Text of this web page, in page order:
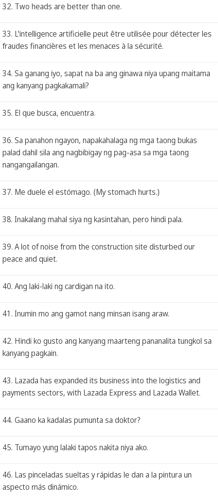
32. Two heads are better than one.
33. L'intelligence artificielle peut être utilisée pour détecter les
fraudes financières et les menaces à la sécurité.
34. Sa ganang iyo, sapat na ba ang ginawa niya upang maitama
ang kanyang pagkakamali?
35. El que busca, encuentra.
36. Sa panahon ngayon, napakahalaga ng mga taong bukas
palad dahil sila ang nagbibigay ng pag-asa sa mga taong
nangangailangan.
37. Me duele el estómago. (My stomach hurts.)
38. Inakalang mahal siya ng kasintahan, pero hindi pala.
39. A lot of noise from the construction site disturbed our
peace and quiet.
40. Ang laki-laki ng cardigan na ito.
41. Inumin mo ang gamot nang minsan isang araw.
42. Hindi ko gusto ang kanyang maarteng pananalita tungkol sa
kanyang pagkain.
43. Lazada has expanded its business into the logistics and
payments sectors, with Lazada Express and Lazada Wallet.
44. Gaano ka kadalas pumunta sa doktor?
45. Tumayo yung lalaki tapos nakita niya ako.
46. Las pinceladas sueltas y rápidas le dan a la pintura un
aspecto más dinámico.